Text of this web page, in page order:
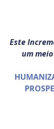
Este
um